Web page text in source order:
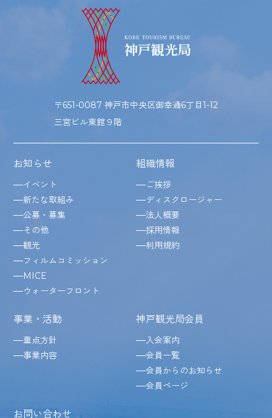
〒651-0087 神戸市中央区御幸通6丁目1-12
三宮ビル東館９階
お知らせ
イベント
新たな取組み
公募・募集
その他
観光
フィルムコミッション
MICE
ウォーターフロント
組織情報
ご挨拶
ディスクロージャー
法人概要
採用情報
利用規約
事業・活動
重点方針
事業内容
神戸観光局会員
入会案内
会員一覧
会員からのお知らせ
会員ページ
お問い合わせ